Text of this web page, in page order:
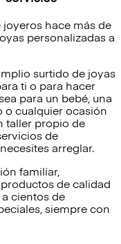
joyeros hace más de
personalizadas a
surtido de joyas
ti o para hacer
para un bebé, una
o cualquier ocasión
taller propio de
de
arreglar.
familiar,
de calidad
cientos de
siempre con